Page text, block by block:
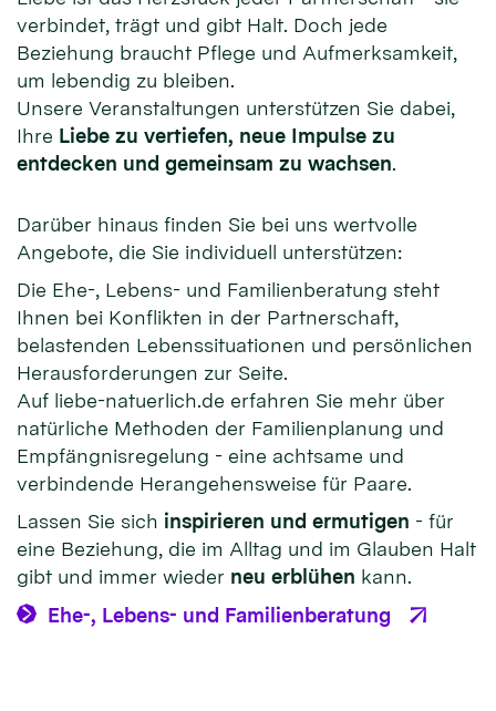
verbindet, trägt und gibt Halt. Doch jede
Beziehung braucht Pflege und Aufmerksamkeit,
um lebendig zu bleiben.
Unsere Veranstaltungen unterstützen Sie dabei,
Ihre Liebe zu vertiefen, neue Impulse zu
entdecken und gemeinsam zu wachsen.
Darüber hinaus finden Sie bei uns wertvolle
Angebote, die Sie individuell unterstützen:
Die Ehe-, Lebens- und Familienberatung steht
Ihnen bei Konflikten in der Partnerschaft,
belastenden Lebenssituationen und persönlichen
Herausforderungen zur Seite.
Auf liebe-natuerlich.de erfahren Sie mehr über
natürliche Methoden der Familienplanung und
Empfängnisregelung - eine achtsame und
verbindende Herangehensweise für Paare.
Lassen Sie sich inspirieren und ermutigen - für
eine Beziehung, die im Alltag und im Glauben Halt
gibt und immer wieder neu erblühen kann.
Ehe-, Lebens- und Familienberatung